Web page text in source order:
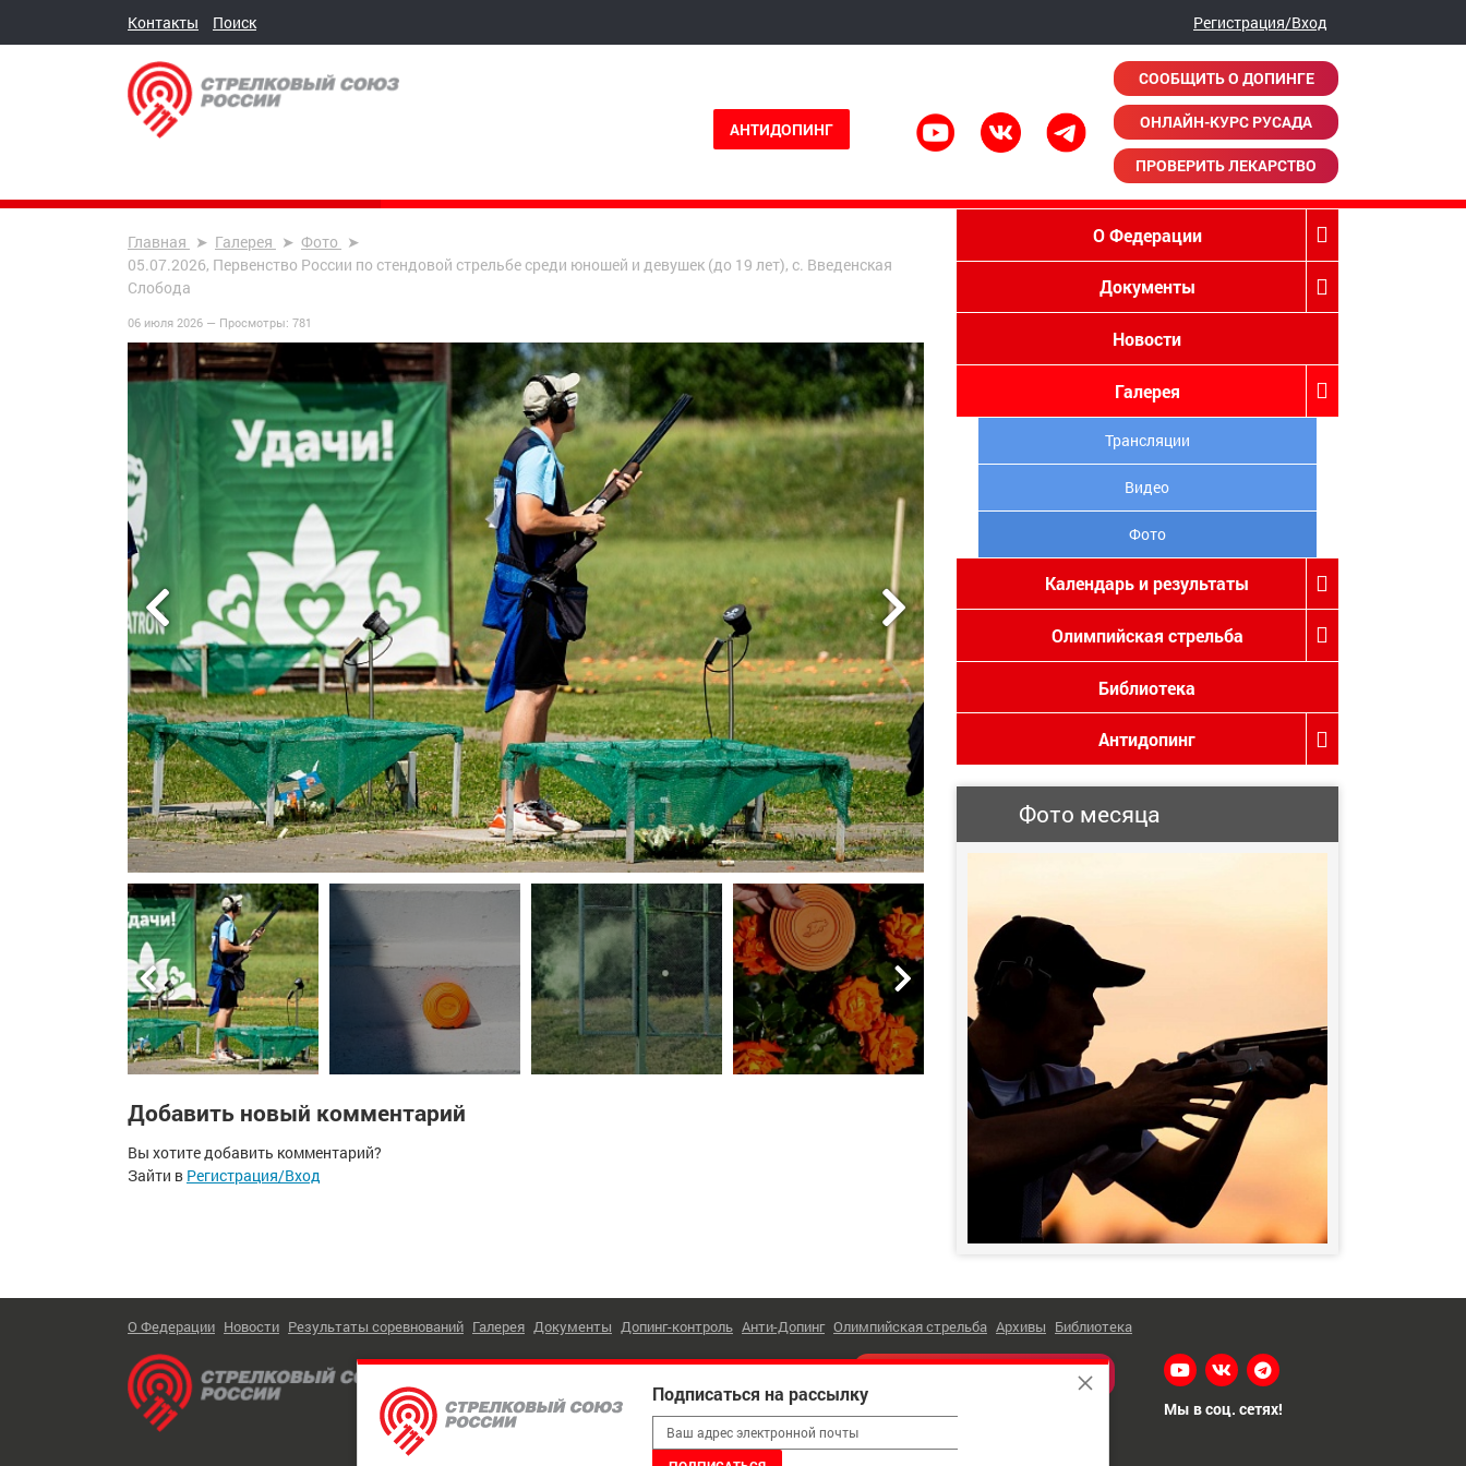
Контакты Поиск Регистрация/Вход
АНТИДОПИНГ
СООБЩИТЬ О ДОПИНГЕ
ОНЛАЙН-КУРС РУСАДА
ПРОВЕРИТЬ ЛЕКАРСТВО
Главная Галерея
Фото
05.07.2026, Первенство России по стендовой стрельбе среди юношей и девушек (до 19 лет), с. Введенская
Слобода
06 июля 2026 — Просмотры: 781
Добавить новый комментарий
Вы хотите добавить комментарий?
Зайти в Регистрация/Вход
О Федерации
Документы
Новости
Галерея
Трансляции
Видео
Фото
Календарь и результаты
Олимпийская стрельба
Библиотека
Антидопинг
Фото месяца
О Федерации Новости Результаты соревнований Галерея Документы Допинг-контроль Анти-Допинг Олимпийская стрельба Архивы Библиотека
Тел:+7 (495) 221-30-05
Лужнецкая наб, д. 8
Обратная связь:shooting@shooting-russia.ru
© 2026 Стрелковый Союз России
ПОДПИСАТЬСЯ НА НОВОСТИ
Мы в соц. сетях!
Подписаться на рассылку